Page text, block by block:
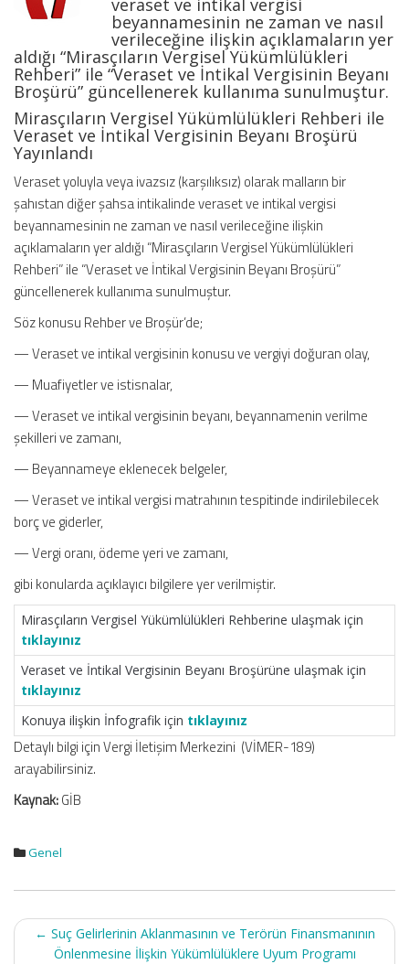
Beyanı
Broşürü
–
Yeni
için
veraset ve intikal vergisi
beyannamesinin ne zaman ve nasıl
verileceğine ilişkin açıklamaların yer
aldığı “Mirasçıların Vergisel Yükümlülükleri
Rehberi” ile “Veraset ve İntikal Vergisinin Beyanı
Broşürü” güncellenerek kullanıma sunulmuştur.
Mirasçıların Vergisel Yükümlülükleri Rehberi ile
Veraset ve İntikal Vergisinin Beyanı Broşürü
Yayınlandı
Veraset yoluyla veya ivazsız (karşılıksız) olarak malların bir
şahıstan diğer şahsa intikalinde veraset ve intikal vergisi
beyannamesinin ne zaman ve nasıl verileceğine ilişkin
açıklamaların yer aldığı “Mirasçıların Vergisel Yükümlülükleri
Rehberi” ile “Veraset ve İntikal Vergisinin Beyanı Broşürü”
güncellenerek kullanıma sunulmuştur.
Söz konusu Rehber ve Broşür’de;
— Veraset ve intikal vergisinin konusu ve vergiyi doğuran olay,
— Muafiyetler ve istisnalar,
— Veraset ve intikal vergisinin beyanı, beyannamenin verilme
şekilleri ve zamanı,
— Beyannameye eklenecek belgeler,
— Veraset ve intikal vergisi matrahının tespitinde indirilebilecek
borç ve giderler,
— Vergi oranı, ödeme yeri ve zamanı,
gibi konularda açıklayıcı bilgilere yer verilmiştir.
Mirasçıların Vergisel Yükümlülükleri Rehberine ulaşmak için
tıklayınız
Veraset ve İntikal Vergisinin Beyanı Broşürüne ulaşmak için
tıklayınız
Konuya ilişkin İnfografik için tıklayınız
Detaylı bilgi için Vergi İletişim Merkezini (VİMER-189)
arayabilirsiniz.
Kaynak:GİB
Genel
Post
navigation
← Suç Gelirlerinin Aklanmasının ve Terörün Finansmanının
Önlenmesine İlişkin Yükümlülüklere Uyum Programı